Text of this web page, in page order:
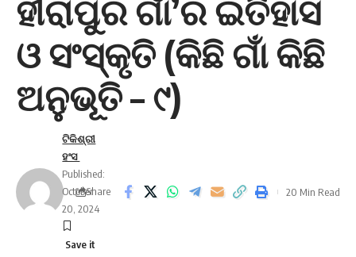
ହୀରାପୁର ଗାଁ’ର ଇତିହାସ
ଓ ସଂସ୍କୃତି (କିଛି ଗାଁ କିଛି
ଅନୁଭୂତି – ୯)
ଟିକିଶ୍ରୀ
ହଂସ
Published:
October
20, 2024
Share 20 Min Read